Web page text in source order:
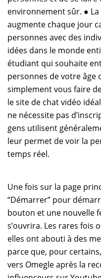
environnement sûr. ●
augmente chaque jour
personnes avec des
idées dans le monde
étudiant qui souhaite
personnes de votre âge
simplement vous faire
le site de chat vidéo
ne nécessite pas
gens utilisent
leur permet de voir la
temps réel.
Une fois sur la page
“Démarrer” pour
bouton et une nouvelle
s’ouvrira. Les rares fois
elles ont abouti à des
parce que, pour
vers Omegle après la